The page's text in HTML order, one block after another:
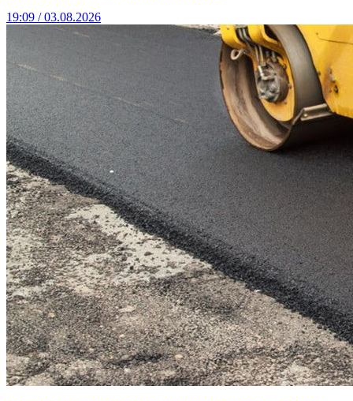
19:09 / 03.08.2026